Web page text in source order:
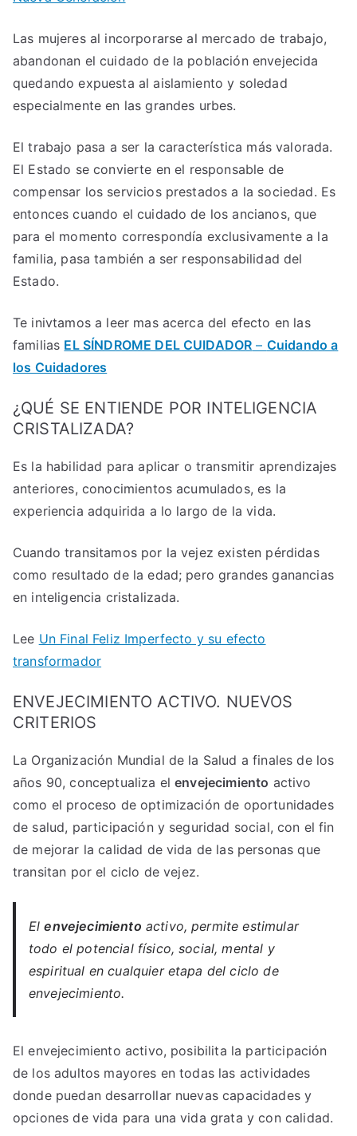
Las mujeres al incorporarse al mercado de trabajo,
abandonan el cuidado de la población envejecida
quedando expuesta al aislamiento y soledad
especialmente en las grandes urbes.
El trabajo pasa a ser la característica más valorada.
El Estado se convierte en el responsable de
compensar los servicios prestados a la sociedad. Es
entonces cuando el cuidado de los ancianos, que
para el momento correspondía exclusivamente a la
familia, pasa también a ser responsabilidad del
Estado.
Te inivtamos a leer mas acerca del efecto en las
familias EL SÍNDROME DEL CUIDADOR – Cuidando a
los Cuidadores
¿QUÉ SE ENTIENDE POR INTELIGENCIA
CRISTALIZADA?
Es la habilidad para aplicar o transmitir aprendizajes
anteriores, conocimientos acumulados, es la
experiencia adquirida a lo largo de la vida.
Cuando transitamos por la vejez existen pérdidas
como resultado de la edad; pero grandes ganancias
en inteligencia cristalizada.
Lee Un Final Feliz Imperfecto y su efecto
transformador
ENVEJECIMIENTO ACTIVO. NUEVOS
CRITERIOS
La Organización Mundial de la Salud a finales de los
años 90, conceptualiza elenvejecimiento activo
como el proceso de optimización de oportunidades
de salud, participación y seguridad social, con el fin
de mejorar la calidad de vida de las personas que
transitan por el ciclo de vejez.
Elenvejecimiento activo, permite estimular
todo el potencial físico, social, mental y
espiritual en cualquier etapa del ciclo de
envejecimiento.
El envejecimiento activo, posibilita la participación
de los adultos mayores en todas las actividades
donde puedan desarrollar nuevas capacidades y
opciones de vida para una vida grata y con calidad.